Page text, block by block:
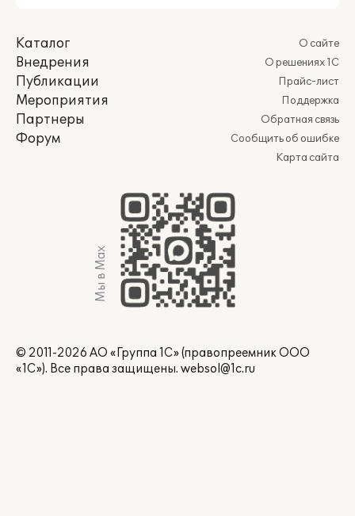
Каталог
Внедрения
Публикации
Мероприятия
Партнеры
Форум
О сайте
О решениях 1С
Прайс-лист
Поддержка
Обратная связь
Сообщить об ошибке
Карта сайта
Мы в Max
© 2011-2026 АО «Группа 1С» (правопреемник ООО
«1С»). Все права защищены. websol@1c.ru